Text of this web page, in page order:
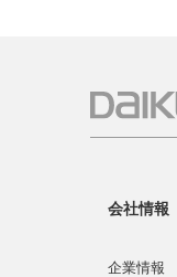
会社情報
企業情報